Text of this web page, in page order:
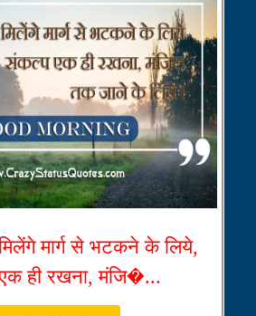
मार्ग से भटकने के लिये,
ही रखना, मंजि�...